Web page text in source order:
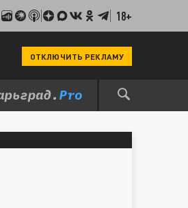
18+
ОТКЛЮЧИТЬ РЕКЛАМУ